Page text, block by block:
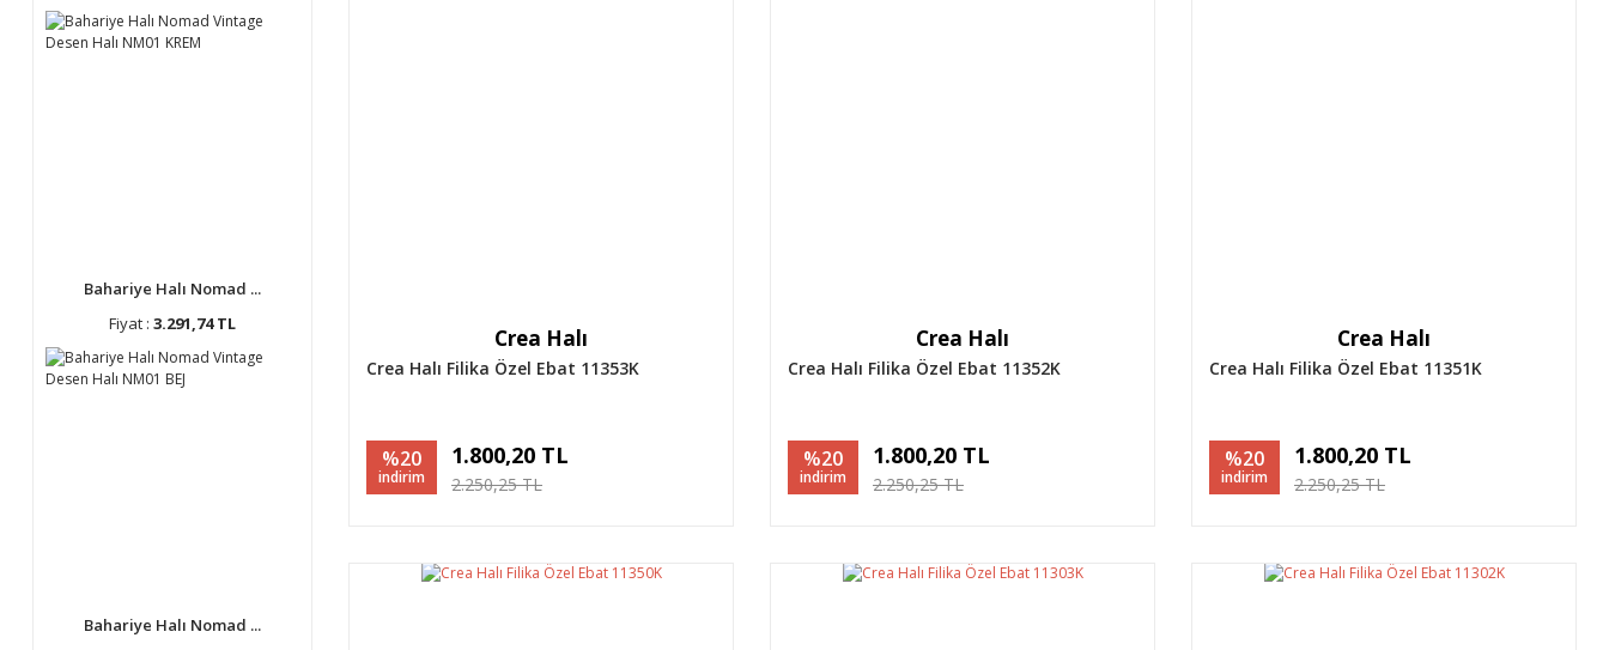
Bahariye Halı Nomad ...
Fiyat : 3.291,74 TL
Bahariye Halı Nomad ...
Crea Halı
Crea Halı Filika Özel Ebat 11353K
%20
indirim
1.800,20 TL
2.250,25 TL
Crea Halı
Crea Halı Filika Özel Ebat 11352K
%20
indirim
1.800,20 TL
2.250,25 TL
Crea Halı
Crea Halı Filika Özel Ebat 11351K
%20
indirim
1.800,20 TL
2.250,25 TL